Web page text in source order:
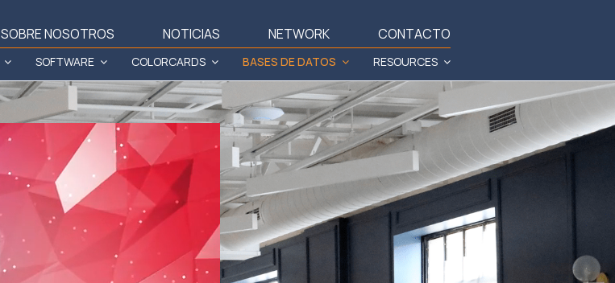
SOBRE NOSOTROS NOTICIAS NETWORK CONTACTO
SOFTWARE COLORCARDS BASES DE DATOS RESOURCES